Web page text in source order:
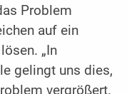
Problem
auf ein
„In
gelingt uns dies,
vergrößert.